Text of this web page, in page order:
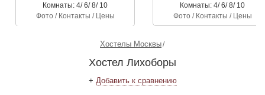
Комнаты: 4/ 6/ 8/ 10
Фото / Контакты / Цены
Комнаты: 4/ 6/ 8/ 10
Фото / Контакты / Цены
Хостелы Москвы
Хостел Лихоборы
+ Добавить к сравнению